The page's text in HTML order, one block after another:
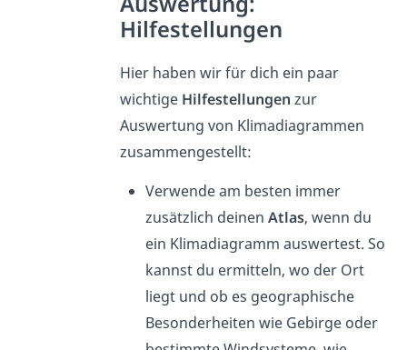
Hilfestellungen
Hier haben wir für dich ein paar
wichtige Hilfestellungen zur
Auswertung von Klimadiagrammen
zusammengestellt:
Verwende am besten immer
zusätzlich deinenAtlas, wenn du
ein Klimadiagramm auswertest. So
kannst du ermitteln, wo der Ort
liegt und ob es geographische
Besonderheiten wie Gebirge oder